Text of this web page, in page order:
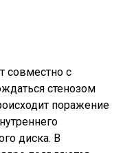
совместно с
стенозом
поражение
диска. В